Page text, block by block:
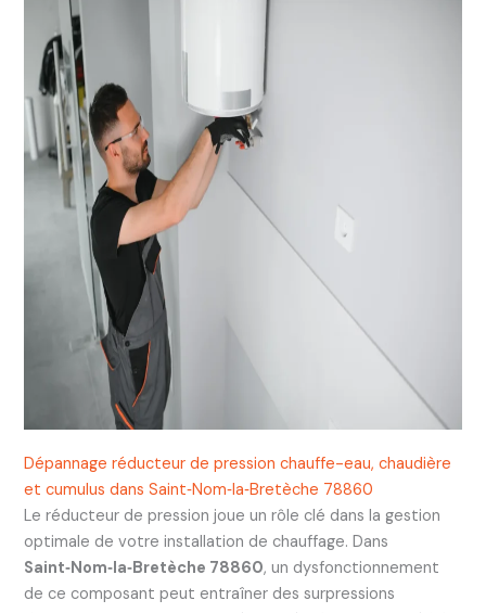
Dépannage réducteur de pression chauffe-eau, chaudière
et cumulus dans Saint‑Nom‑la‑Bretèche 78860
Le réducteur de pression joue un rôle clé dans la gestion
optimale de votre installation de chauffage. Dans
Saint‑Nom‑la‑Bretèche 78860, un dysfonctionnement
de ce composant peut entraîner des surpressions